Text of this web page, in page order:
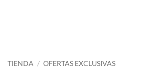
TIENDA / OFERTAS EXCLUSIVAS